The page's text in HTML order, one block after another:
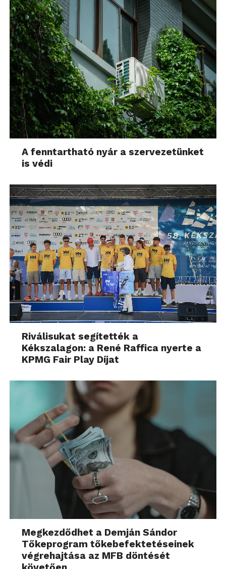
A fenntartható nyár a szervezetünket
is védi
Riválisukat segítették a
Kékszalagon: a René Raffica nyerte a
KPMG Fair Play Díjat
Megkezdődhet a Demján Sándor
Tőkeprogram tőkebefektetéseinek
végrehajtása az MFB döntését